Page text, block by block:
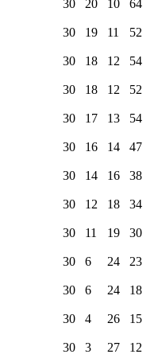
30 20 10 64
30 19 11 52
30 18 12 54
30 18 12 52
30 17 13 54
30 16 14 47
30 14 16 38
30 12 18 34
30 11 19 30
30 6 24 23
30 6 24 18
30 4 26 15
30 3 27 12